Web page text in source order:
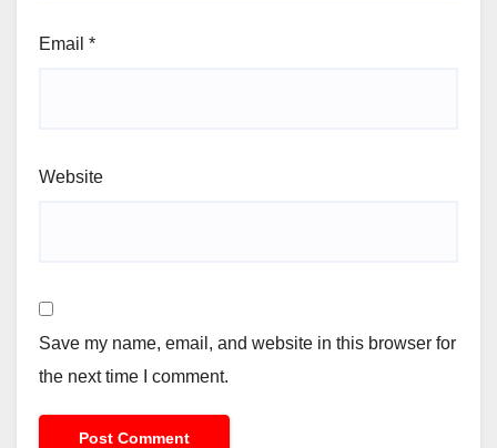
Email *
Website
Save my name, email, and website in this browser for
the next time I comment.